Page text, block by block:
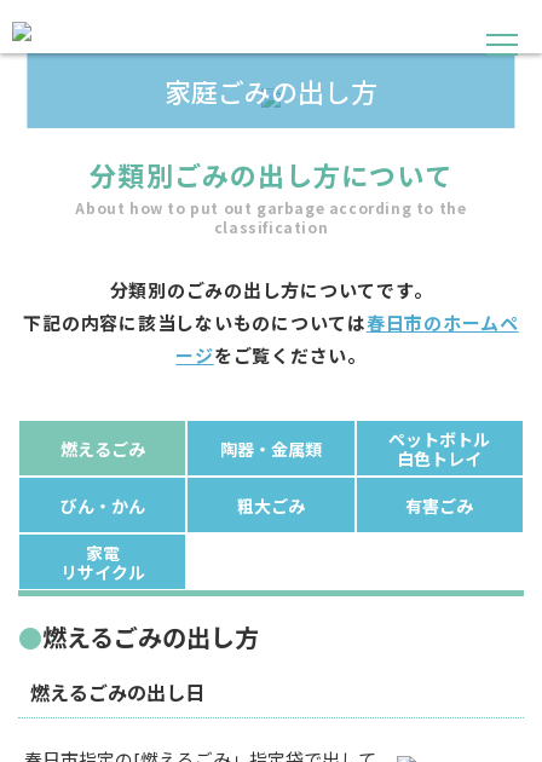
家庭ごみの出し方
分類別ごみの出し方について
About how to put out garbage according to the
classification
分類別のごみの出し方についてです。
下記の内容に該当しないものについては春日市のホームペ
ージをご覧ください。
燃えるごみ 陶器・金属類
ペットボトル
白色トレイ
びん・かん
粗大ごみ
有害ごみ
家電
リサイクル
燃えるごみの出し方
燃えるごみの出し日